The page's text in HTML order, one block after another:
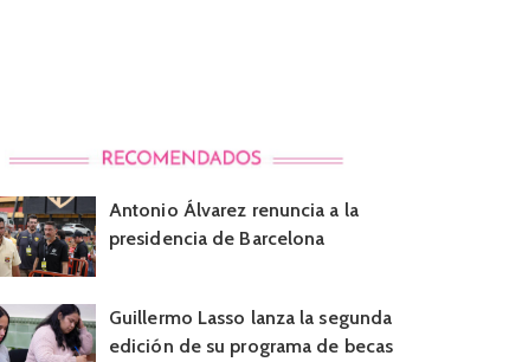
Antonio Álvarez renuncia a la
presidencia de Barcelona
Guillermo Lasso lanza la segunda
edición de su programa de becas